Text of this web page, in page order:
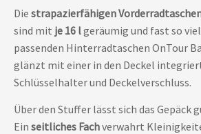
Die strapazierfähigen
sind mit je 16 lgeräumig und fast so
passenden Hinterradtaschen OnTour
glänzt mit einer in den Deckel
Schlüsselhalter und Deckelverschluss.
Über den Stuffer lässt sich das Gepäck
Ein seitliches Fachverwahrt